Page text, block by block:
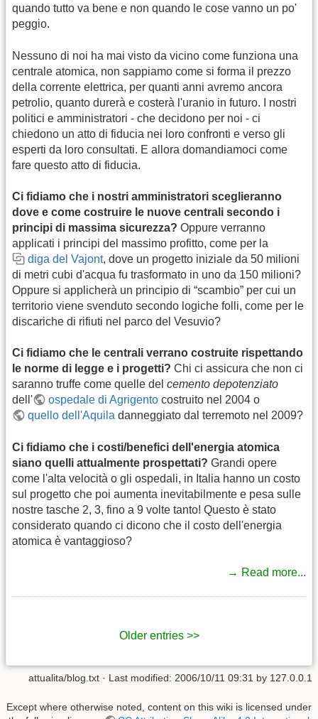
quando tutto va bene e non quando le cose vanno un po'
peggio.
Nessuno di noi ha mai visto da vicino come funziona una
centrale atomica, non sappiamo come si forma il prezzo
della corrente elettrica, per quanti anni avremo ancora
petrolio, quanto durerà e costerà l'uranio in futuro. I nostri
politici e amministratori - che decidono per noi - ci
chiedono un atto di fiducia nei loro confronti e verso gli
esperti da loro consultati. E allora domandiamoci come
fare questo atto di fiducia.
Ci fidiamo che i nostri amministratori sceglieranno
dove e come costruire le nuove centrali secondo i
principi di massima sicurezza? Oppure verranno
applicati i principi del massimo profitto, come per la
diga del Vajont, dove un progetto iniziale da 50 milioni
di metri cubi d'acqua fu trasformato in uno da 150 milioni?
Oppure si applicherà un principio di “scambio” per cui un
territorio viene svenduto secondo logiche folli, come per le
discariche di rifiuti nel parco del Vesuvio?
Ci fidiamo che le centrali verrano costruite rispettando
le norme di legge e i progetti? Chi ci assicura che non ci
saranno truffe come quelle del cemento depotenziato
dell'
ospedale di Agrigento costruito nel 2004 o
quello dell'Aquila danneggiato dal terremoto nel 2009?
Ci fidiamo che i costi/benefici dell'energia atomica
siano quelli attualmente prospettati? Grandi opere
come l'alta velocità o gli ospedali, in Italia hanno un costo
sul progetto che poi aumenta inevitabilmente e pesa sulle
nostre tasche 2, 3, fino a 9 volte tanto! Questo è stato
considerato quando ci dicono che il costo dell'energia
atomica è vantaggioso?
→ Read more...
Older entries >>
attualita/blog.txt · Last modified: 2006/10/11 09:31 by 127.0.0.1
Except where otherwise noted, content on this wiki is licensed under